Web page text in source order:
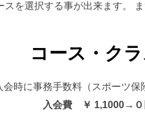
を選択する事が出来ます。
コース・ク
会時に事務手数料（スポーツ
入会費 ￥ 1,1000→０